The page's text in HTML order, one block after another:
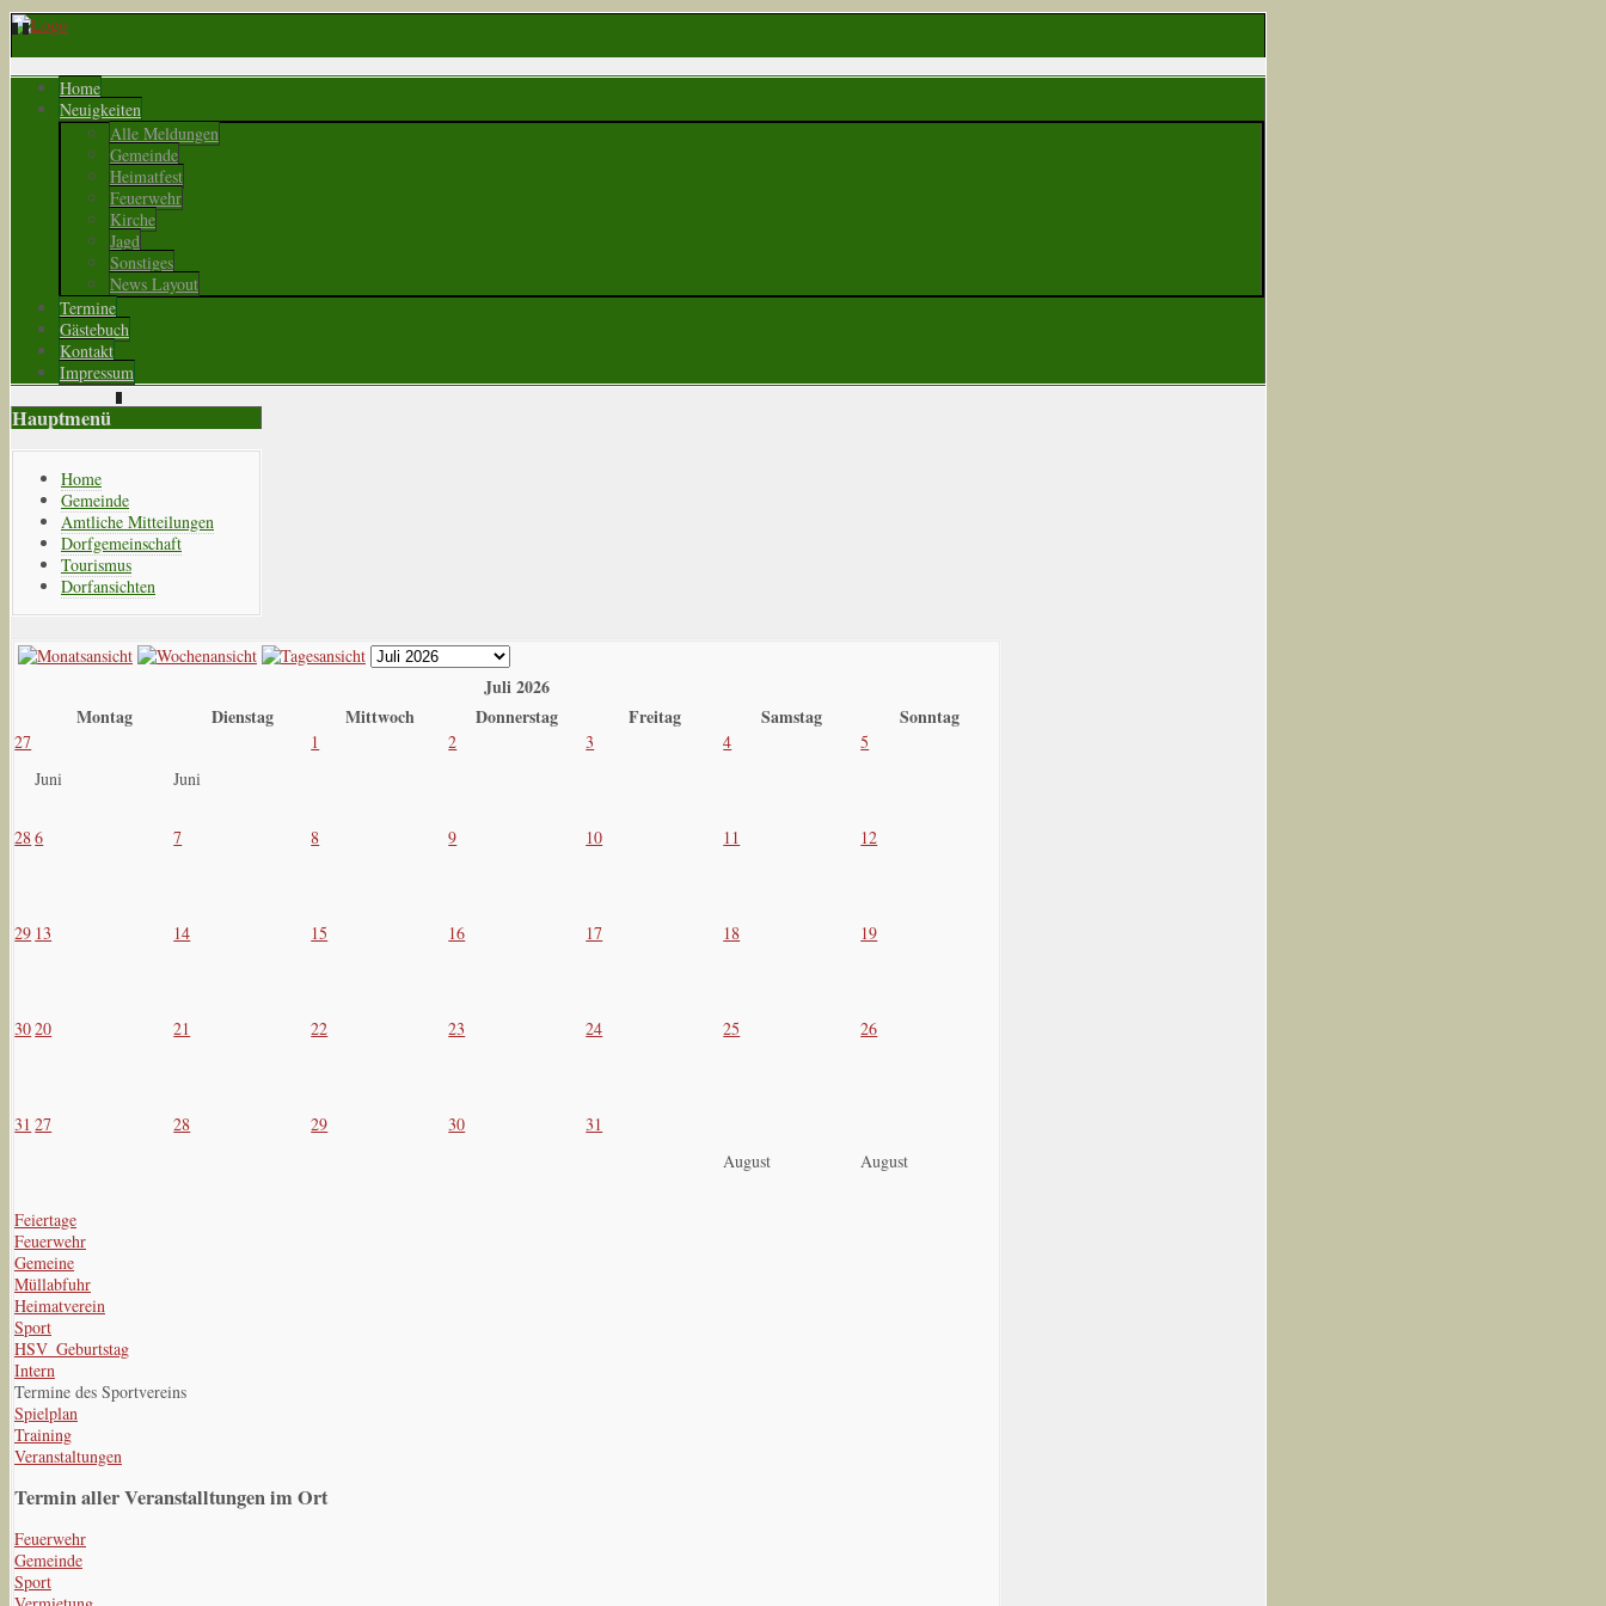
Home
Neuigkeiten
Alle Meldungen
Gemeinde
Heimatfest
Feuerwehr
Kirche
Jagd
Sonstiges
News Layout
Termine
Gästebuch
Kontakt
Impressum
Hauptmenü
Home
Gemeinde
Amtliche Mitteilungen
Dorfgemeinschaft
Tourismus
Dorfansichten
Juli 2026
Montag
Dienstag Mittwoch Donnerstag Freitag Samstag Sonntag
27
Juni
Juni
1 2 3 4 5
286 7 8 9 10 11 12
29 13 14 15 16 17 18 19
3020 21 22 23 24 25 26
31 27 28 29 30
31
August
August
Feiertage
Feuerwehr
Gemeine
Müllabfuhr
Heimatverein
Sport
HSV_Geburtstag
Intern
Termine des Sportvereins
Spielplan
Training
Veranstaltungen
Termin aller Veranstalltungen im Ort
Feuerwehr
Gemeinde
Sport